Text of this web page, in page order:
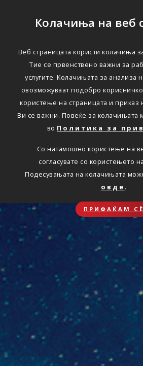
Колачиња на веб
Веб страницата користи колачиња
Тие се првенствено важни за
услугите. Колачињата за анализа
овозможуваат подобро
користење на страницата и
Ви се важни. Повеќе за колачињата
во Политика за
Со натамошно користење на
согласувате со користењето
Подесувањата на колачињата
овде .
ПРИФАЌАМ СЀ